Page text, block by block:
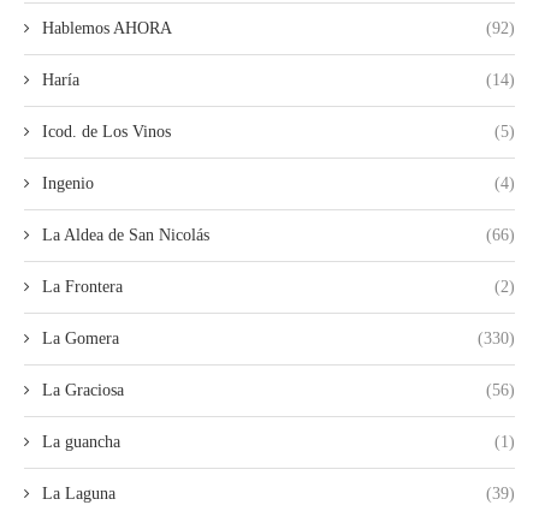
Hablemos AHORA (92)
Haría (14)
Icod. de Los Vinos (5)
Ingenio (4)
La Aldea de San Nicolás (66)
La Frontera (2)
La Gomera (330)
La Graciosa (56)
La guancha (1)
La Laguna (39)